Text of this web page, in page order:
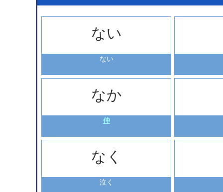
ない
ない
なか
仲
なく
泣く